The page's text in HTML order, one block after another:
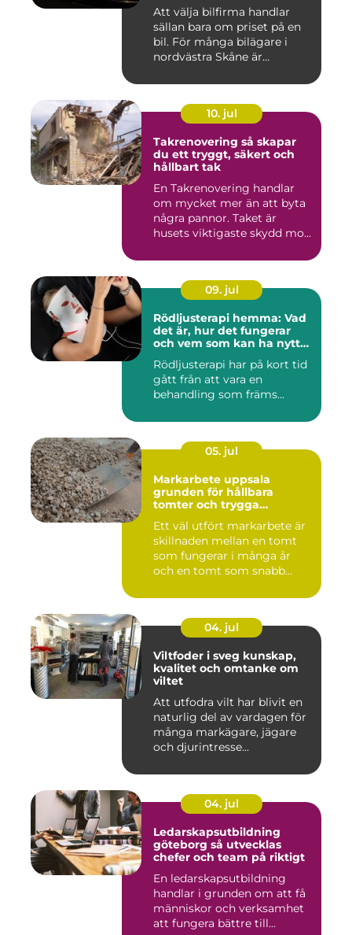
Att välja bilfirma handlar
sällan bara om priset på en
bil. För många bilägare i
nordvästra Skåne är...
10. jul
Takrenovering så skapar
du ett tryggt, säkert och
hållbart tak
En Takrenovering handlar
om mycket mer än att byta
några pannor. Taket är
husets viktigaste skydd mo...
09. jul
Rödljusterapi hemma: Vad
det är, hur det fungerar
och vem som kan ha nytta
Rödljusterapi har på kort tid
gått från att vara en
behandling som främs...
05. jul
Markarbete uppsala
grunden för hållbara
tomter och trygga
Ett väl utfört markarbete är
skillnaden mellan en tomt
som fungerar i många år
och en tomt som snabb...
04. jul
Viltfoder i sveg kunskap,
kvalitet och omtanke om
viltet
Att utfodra vilt har blivit en
naturlig del av vardagen för
många markägare, jägare
och djurintresse...
04. jul
Ledarskapsutbildning
göteborg så utvecklas
chefer och team på riktigt
En ledarskapsutbildning
handlar i grunden om att få
människor och verksamhet
att fungera bättre till...